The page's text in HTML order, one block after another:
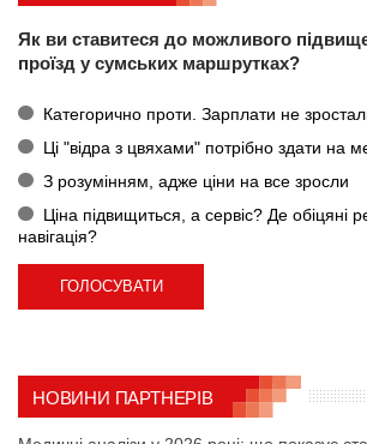
Як ви ставитеся до можливого
проїзд у сумських маршрутках?
Категорично проти. Зарплати не
Ці "відра з цвяхами" потрібно здати на
З розумінням, адже ціни на все зросли
Ціна підвищиться, а сервіс? Де обіцяні
навігація?
НОВИНИ ПАРТНЕРІВ